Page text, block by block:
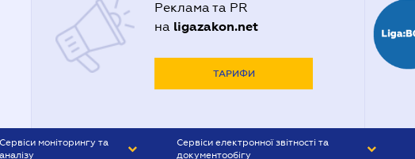
Реклама та PR
на ligazakon.net
ТАРИФИ
Сервіси моніторингу та
аналізу
Сервіси електронної звітності та
документообігу